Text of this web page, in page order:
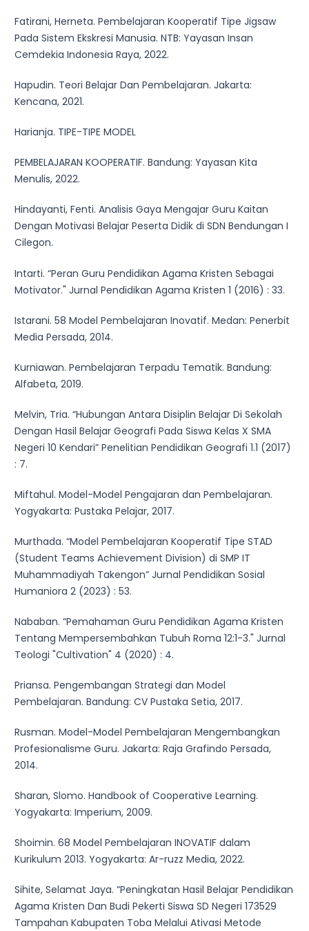
Fatirani, Herneta. Pembelajaran Kooperatif Tipe Jigsaw
Pada Sistem Ekskresi Manusia. NTB: Yayasan Insan
Cemdekia Indonesia Raya, 2022.
Hapudin. Teori Belajar Dan Pembelajaran. Jakarta:
Kencana, 2021.
Harianja. TIPE-TIPE MODEL
PEMBELAJARAN KOOPERATIF. Bandung: Yayasan Kita
Menulis, 2022.
Hindayanti, Fenti. Analisis Gaya Mengajar Guru Kaitan
Dengan Motivasi Belajar Peserta Didik di SDN Bendungan I
Cilegon.
Intarti. “Peran Guru Pendidikan Agama Kristen Sebagai
Motivator." Jurnal Pendidikan Agama Kristen 1 (2016) : 33.
Istarani. 58 Model Pembelajaran Inovatif. Medan: Penerbit
Media Persada, 2014.
Kurniawan. Pembelajaran Terpadu Tematik. Bandung:
Alfabeta, 2019.
Melvin, Tria. “Hubungan Antara Disiplin Belajar Di Sekolah
Dengan Hasil Belajar Geografi Pada Siswa Kelas X SMA
Negeri 10 Kendari” Penelitian Pendidikan Geografi 1.1 (2017)
: 7.
Miftahul. Model-Model Pengajaran dan Pembelajaran.
Yogyakarta: Pustaka Pelajar, 2017.
Murthada. “Model Pembelajaran Kooperatif Tipe STAD
(Student Teams Achievement Division) di SMP IT
Muhammadiyah Takengon” Jurnal Pendidikan Sosial
Humaniora 2 (2023) : 53.
Nababan. “Pemahaman Guru Pendidikan Agama Kristen
Tentang Mempersembahkan Tubuh Roma 12:1-3." Jurnal
Teologi "Cultivation" 4 (2020) : 4.
Priansa. Pengembangan Strategi dan Model
Pembelajaran. Bandung: CV Pustaka Setia, 2017.
Rusman. Model-Model Pembelajaran Mengembangkan
Profesionalisme Guru. Jakarta: Raja Grafindo Persada,
2014.
Sharan, Slomo. Handbook of Cooperative Learning.
Yogyakarta: Imperium, 2009.
Shoimin. 68 Model Pembelajaran INOVATIF dalam
Kurikulum 2013. Yogyakarta: Ar-ruzz Media, 2022.
Sihite, Selamat Jaya. “Peningkatan Hasil Belajar Pendidikan
Agama Kristen Dan Budi Pekerti Siswa SD Negeri 173529
Tampahan Kabupaten Toba Melalui Ativasi Metode